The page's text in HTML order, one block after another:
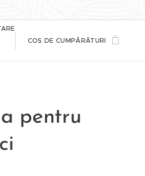
COȘ DE CUMPĂRĂTURI
pentru